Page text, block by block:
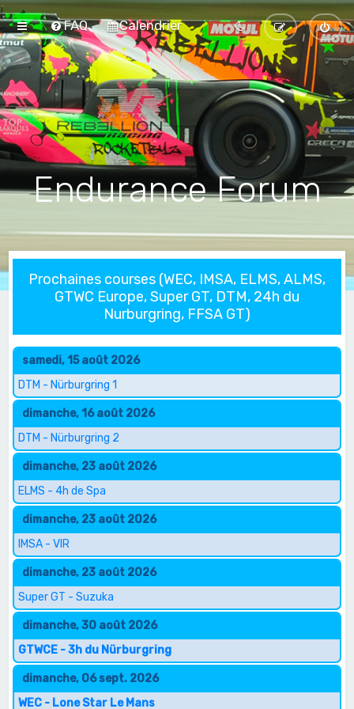
FAQ Calendrier
Endurance Forum
Prochaines courses (WEC, IMSA, ELMS, ALMS,
GTWC Europe, Super GT, DTM, 24h du
Nurburgring, FFSA GT)
samedi, 15 août 2026
DTM - Nürburgring 1
dimanche, 16 août 2026
DTM - Nürburgring 2
dimanche, 23 août 2026
ELMS - 4h de Spa
dimanche, 23 août 2026
IMSA - VIR
dimanche, 23 août 2026
Super GT - Suzuka
dimanche, 30 août 2026
GTWCE - 3h du Nürburgring
dimanche, 06 sept. 2026
WEC - Lone Star Le Mans